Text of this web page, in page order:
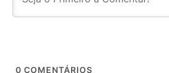
0 COMENTÁRIOS